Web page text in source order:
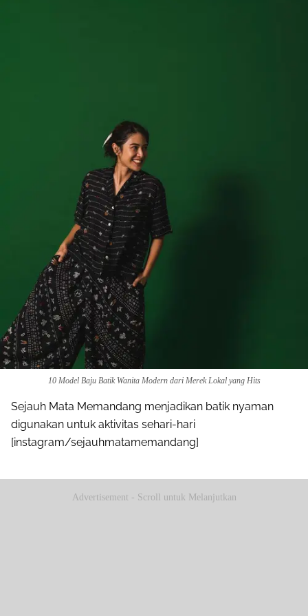
10 Model Baju Batik Wanita Modern dari Merek Lokal yang Hits
Sejauh Mata Memandang menjadikan batik nyaman
digunakan untuk aktivitas sehari-hari
[instagram/sejauhmatamemandang]
Advertisement - Scroll untuk Melanjutkan